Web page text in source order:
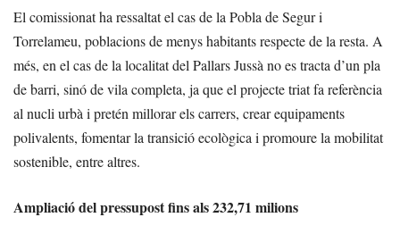
El comissionat ha ressaltat el cas de la Pobla de Segur i
Torrelameu, poblacions de menys habitants respecte de la resta. A
més, en el cas de la localitat del Pallars Jussà no es tracta d’un pla
de barri, sinó de vila completa, ja que el projecte triat fa referència
al nucli urbà i pretén millorar els carrers, crear equipaments
polivalents, fomentar la transició ecològica i promoure la mobilitat
sostenible, entre altres.
Ampliació del pressupost fins als 232,71 milions